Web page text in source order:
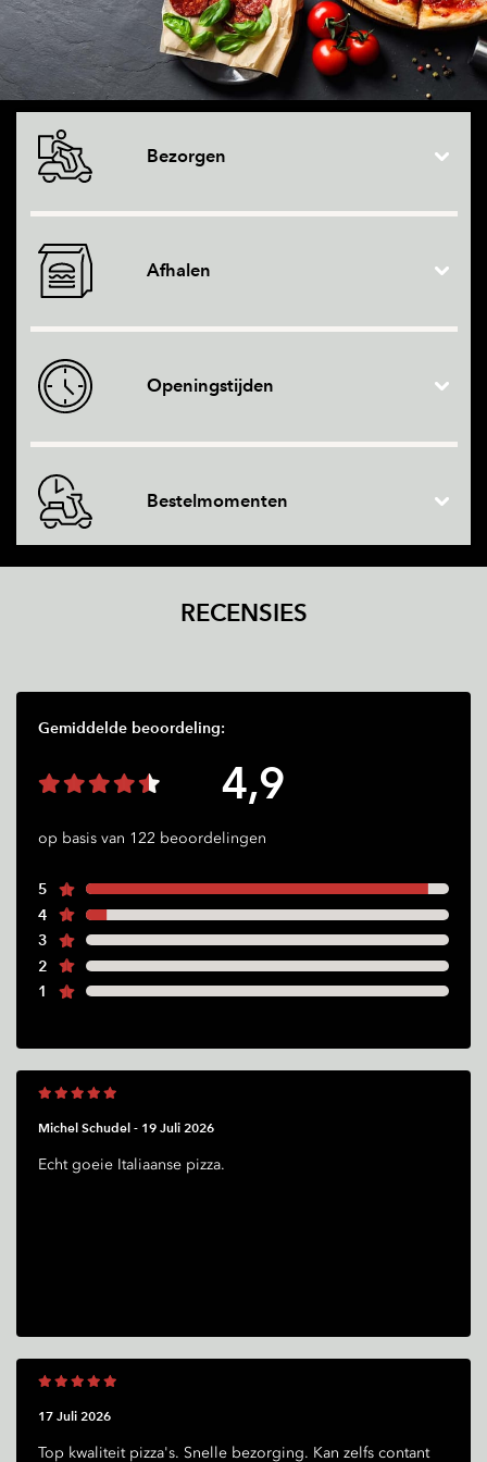
Bezorgen
Afhalen
Openingstijden
Bestelmomenten
RECENSIES
Gemiddelde beoordeling:
4,9
op basis van 122 beoordelingen
5
4
3
2
1
Michel Schudel - 19 Juli 2026
Echt goeie Italiaanse pizza.
17 Juli 2026
Top kwaliteit pizza's. Snelle bezorging. Kan zelfs contant